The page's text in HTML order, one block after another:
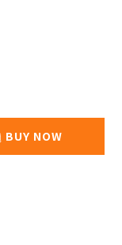
BUY NOW